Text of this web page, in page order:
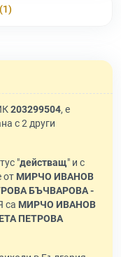
203299504, е
с 2 други
"действащ" и с
от МИРЧО ИВАНОВ
БЪЧВАРОВА -
са МИРЧО ИВАНОВ
ПЕТРОВА